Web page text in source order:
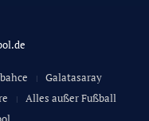
Galatasaray
Alles außer Fußball